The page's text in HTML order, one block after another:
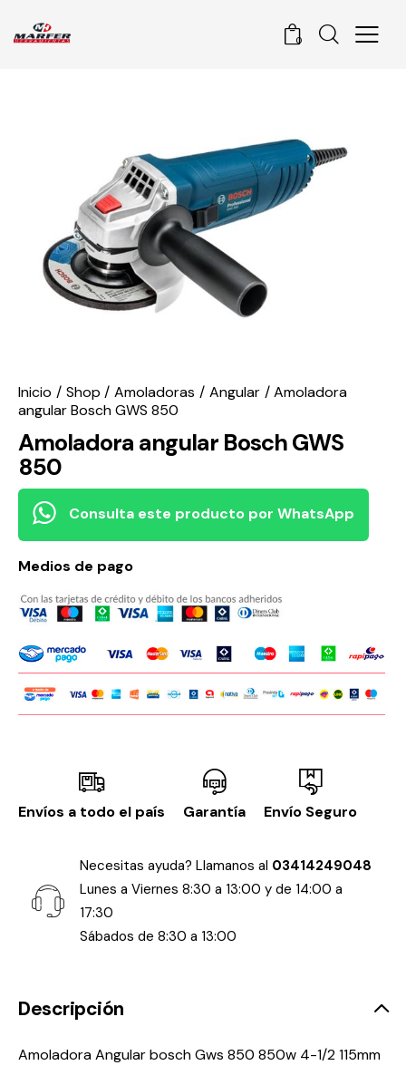
0
Inicio Shop Amoladoras Angular
Amoladora
angular Bosch GWS 850
Amoladora angular Bosch GWS
850
Consulta este producto por WhatsApp
Medios de pago
Envíos a todo el país Garantía Envío Seguro
Necesitas ayuda? Llamanos al 03414249048
Lunes a Viernes 8:30 a 13:00 y de 14:00 a
17:30
Sábados de 8:30 a 13:00
Descripción
Amoladora Angular bosch Gws 850 850w 4-1/2 115mm